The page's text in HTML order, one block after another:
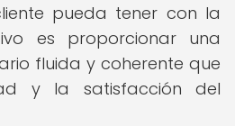
pueda tener con la
es proporcionar una
fluida y coherente que
y la satisfacción del